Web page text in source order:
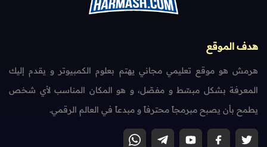
هدف الموقع
هرمش هو موقع تعليمي مجاني يهتم بعلوم الكمبيوتر و يقدم إليك
المعرفة بشكل مبسّط و مفصّل، و هو المكان المناسب لأي شخص
يطمح بأن يصبح مبرمجاً محترفاً و مبدعاً في العالم الرقمي.